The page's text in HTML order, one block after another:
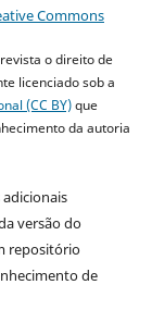
Commons
o direito de
licenciado sob a
(CC BY)que
da autoria
versão do
repositório
de